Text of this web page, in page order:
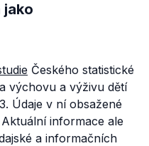
jako
Českého statistické
výchovu a výživu dětí
Údaje v ní obsažené
informace ale
a informačních